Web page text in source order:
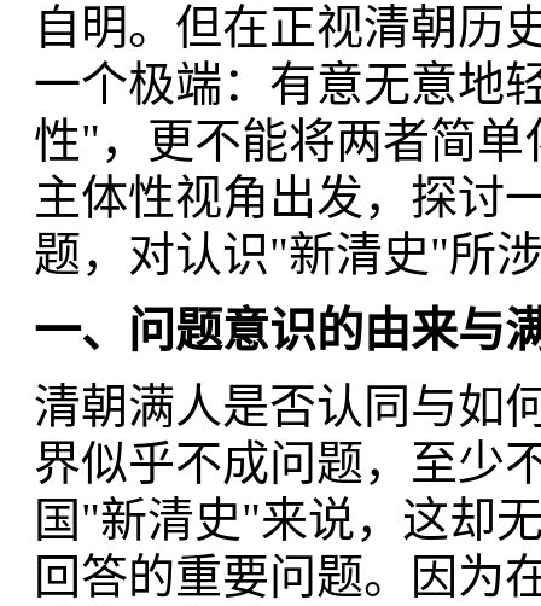
自明。但在正视清朝历
一个极端：有意无意地
性"，更不能将两者简
主体性视角出发，探讨
题，对认识"新清史"所
一、问题意识的由来与
清朝满人是否认同与如
界似乎不成问题，至少
国"新清史"来说，这却
回答的重要问题。因为